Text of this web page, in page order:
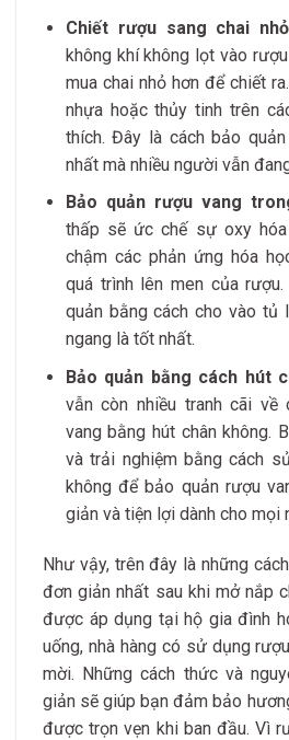
Chiết rượu sang chai
không khí không lọt vào
mua chai nhỏ hơn để chiết
nhựa hoặc thủy tinh trên
thích. Đây là cách bảo
nhất mà nhiều người vẫn
Bảo quản rượu vang
thấp sẽ ức chế sự oxy
chậm các phản ứng hóa
quá trình lên men của
quản bằng cách cho vào tủ
ngang là tốt nhất.
Bảo quản bằng cách hút
vẫn còn nhiều tranh cãi về
vang bằng hút chân không.
và trải nghiệm bằng cách
không để bảo quản rượu
giản và tiện lợi dành cho mọi
Như vậy, trên đây là những
đơn giản nhất sau khi mở nắp
được áp dụng tại hộ gia đình
uống, nhà hàng có sử dụng
mời. Những cách thức và
giản sẽ giúp bạn đảm bảo
được trọn vẹn khi ban đầu. Vì